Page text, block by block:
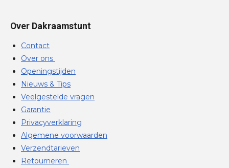
Over Dakraamstunt
Contact
Over ons
Openingstijden
Nieuws & Tips
Veelgestelde vragen
Garantie
Privacyverklaring
Algemene voorwaarden
Verzendtarieven
Retourneren